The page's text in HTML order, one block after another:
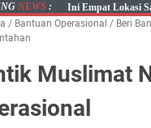
NEWS :
Ini Empat Lokasi
Jumat 7 Agustus
Tetap Berjalan
Salat Lima Waktu
Menenangkan, Ini
/ Bantuan Operasional / Beri
Muslimat